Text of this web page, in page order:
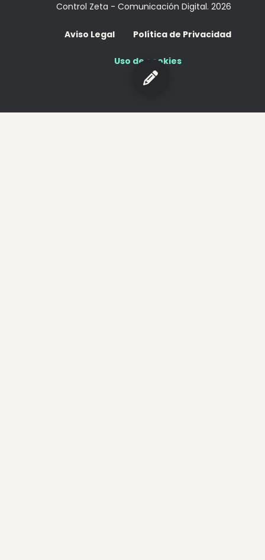
Control Zeta - Comunicación Digital. 2026
Aviso Legal Política de Privacidad
Uso de cookies